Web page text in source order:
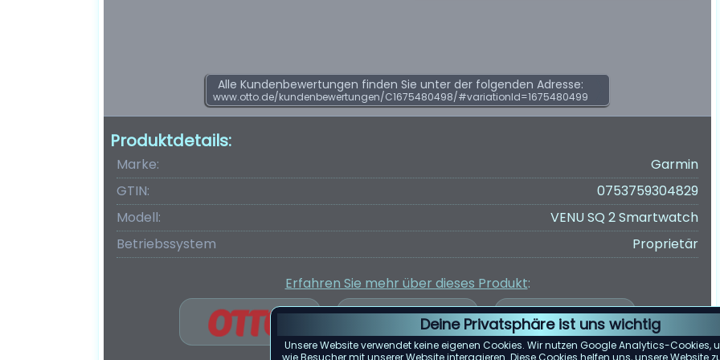
Deine Privatsphäre ist uns wichtig
Unsere Website verwendet keine eigenen Cookies. Wir nutzen Google Analytics-Cookies,
wie Besucher mit unserer Website interagieren. Diese Cookies helfen uns, unsere Website
Alle Kundenbewertungen finden Sie unter der folgenden Adresse:
www.otto.de/kundenbewertungen/C1675480498/#variationId=1675480499
Produktdetails:
Marke:
Garmin
GTIN:
0753759304829
Modell:
VENU SQ 2 Smartwatch
Betriebssystem
Proprietär
Erfahren Sie mehr über dieses Produkt: